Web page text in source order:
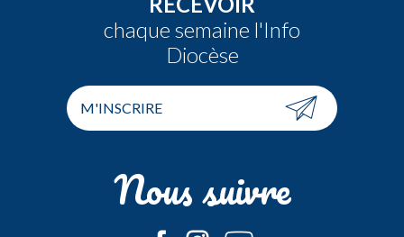
chaque semaine l'Info
Diocèse
M'INSCRIRE
Nous suivre